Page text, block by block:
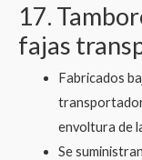
17.
fajas
Fabricados
envoltura de
Se